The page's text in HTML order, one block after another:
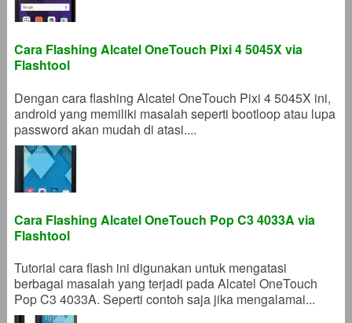
Cara Flashing Alcatel OneTouch Pixi 4 5045X via
Flashtool
Dengan cara flashing Alcatel OneTouch Pixi 4 5045X ini,
android yang memiliki masalah seperti bootloop atau lupa
password akan mudah di atasi....
Cara Flashing Alcatel OneTouch Pop C3 4033A via
Flashtool
Tutorial cara flash ini digunakan untuk mengatasi
berbagai masalah yang terjadi pada Alcatel OneTouch
Pop C3 4033A. Seperti contoh saja jika mengalamai...